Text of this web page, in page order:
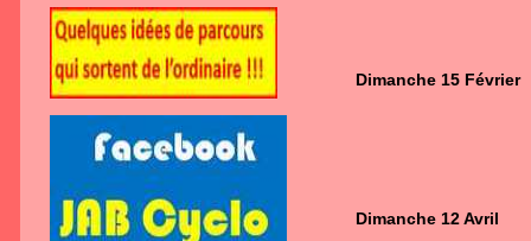
Dimanche 15 Février
Dimanche 12 Avril